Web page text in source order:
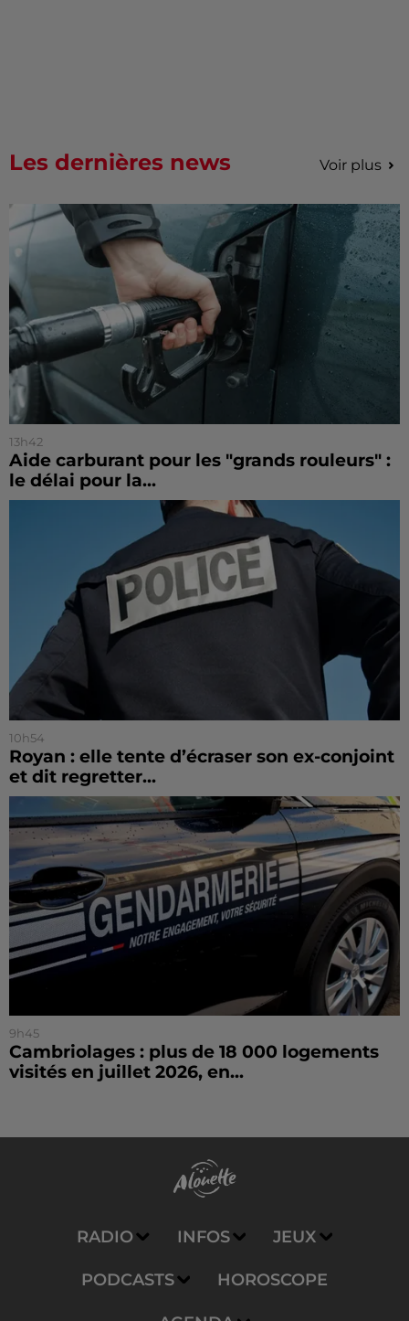
Les dernières news Voir plus
13h42
Aide carburant pour les "grands rouleurs" :
le délai pour la...
10h54
Royan : elle tente d’écraser son ex-conjoint
et dit regretter...
9h45
Cambriolages : plus de 18 000 logements
visités en juillet 2026, en...
RADIO INFOS JEUX
PODCASTS HOROSCOPE